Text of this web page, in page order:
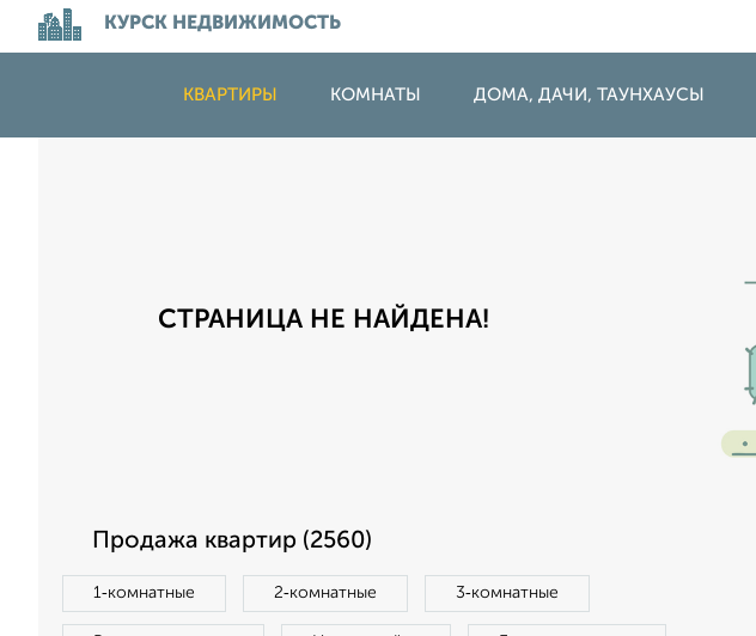
КУРСК НЕДВИЖИМОСТЬ
КВАРТИРЫ КОМНАТЫ ДОМА, ДАЧИ, ТАУНХАУСЫ
СТРАНИЦА НЕ НАЙДЕНА!
Продажа квартир (2560)
1‑комнатные 2‑комнатные 3‑комнатные